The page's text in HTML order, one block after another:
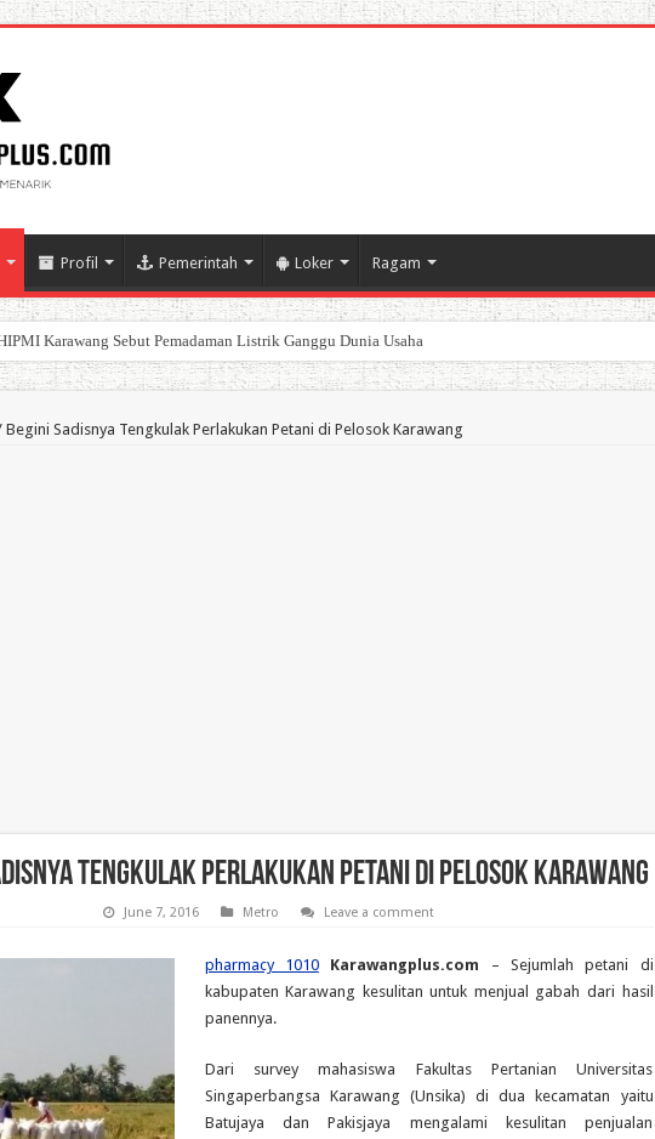
Profil Pemerintah Loker Ragam
Ganjar WTP ke 11 Pada Laporan Keuangan Pemda Karawang
Begini Sadisnya Tengkulak Perlakukan Petani di Pelosok Karawang
Tengkulak Perlakukan Petani di Pelosok Karawang
June 7, 2016 Metro Leave a comment
pharmacy 1010 Karawangplus.com – Sejumlah petani di
kabupaten Karawang kesulitan untuk menjual gabah dari hasil
panennya.
Dari survey mahasiswa Fakultas Pertanian Universitas
Singaperbangsa Karawang (Unsika) di dua kecamatan yaitu
Batujaya dan Pakisjaya mengalami kesulitan penjualan